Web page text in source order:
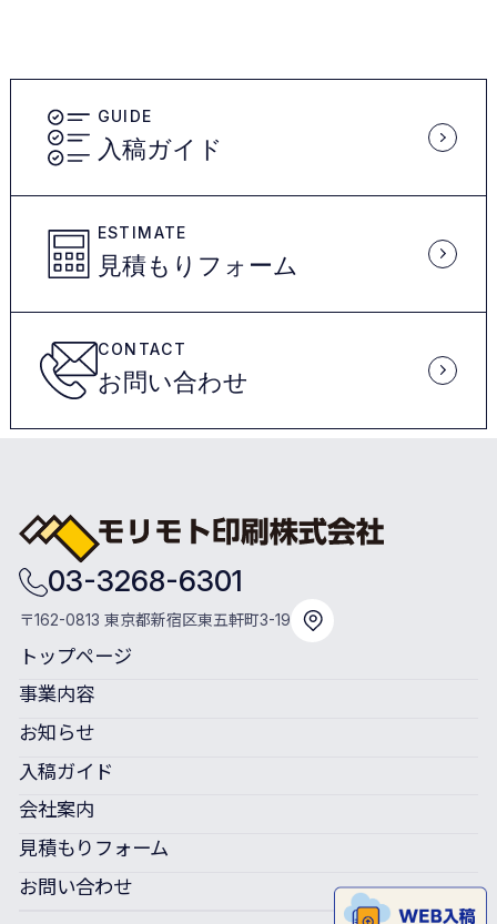
GUIDE
入稿ガイド
ESTIMATE
見積もりフォーム
CONTACT
お問い合わせ
03-3268-6301
〒162-0813 東京都新宿区東五軒町3-19
トップページ
事業内容
お知らせ
入稿ガイド
会社案内
見積もりフォーム
お問い合わせ